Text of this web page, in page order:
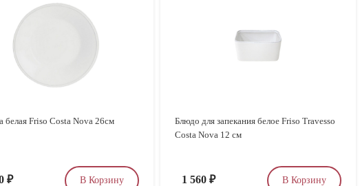
белая Friso Costa Nova 26см
₽ В Корзину
Блюдо для запекания белое Friso Travesso
Costa Nova 12 см
1 560 ₽ В Корзину